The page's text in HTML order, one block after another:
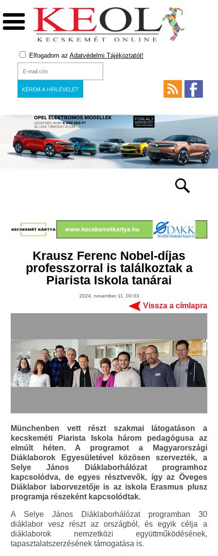
Elfogadom az Adatvédelmi Tájékoztatót!
Krausz Ferenc Nobel-díjas
professzorral is találkoztak a
Piarista Iskola tanárai
2024. november 11. 00:03
Vissza a címlapra
Münchenben vett részt szakmai látogatáson a
kecskeméti Piarista Iskola három pedagógusa az
elmúlt héten. A programot a Magyarországi
Diáklaborok Egyesületével közösen szervezték, a
Selye János Diáklaborhálózat programhoz
kapcsolódva, de egyes résztvevők, így az Öveges
Diáklabor laborvezetője is az iskola Erasmus plusz
programja részeként kapcsolódtak.
A Selye János Diáklaborhálózat programban 30
diáklabor vesz részt az országból, és egyik célja a
diáklaborok nemzetközi együttműködésének,
tapasztalatszerzésének támogatása is.